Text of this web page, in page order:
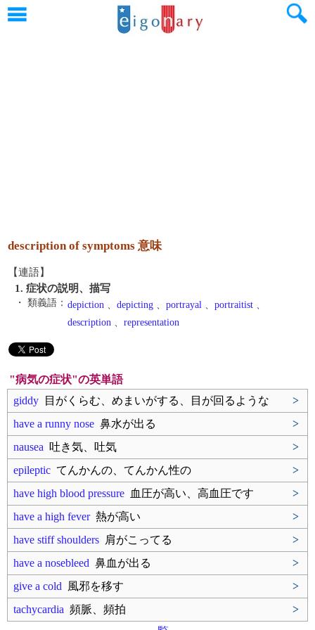
description of symptoms 意味
【連語】
1. 症状の説明、描写
・ 類義語： depiction 、 depicting 、 portrayal 、 portraitist 、
description 、 representation
"病気の症状"の英単語
giddy 目がくらむ、めまいがする、目が回るような
>
have a runny nose 鼻水が出る
>
nausea 吐き気、吐気
>
epileptic てんかんの、てんかん性の
>
have high blood pressure 血圧が高い、高血圧です
>
have a high fever熱が高い
>
have stiff shoulders 肩がこってる
>
have a nosebleed 鼻血が出る
>
give a cold 風邪を移す
>
tachycardia 頻脈、頻拍
>